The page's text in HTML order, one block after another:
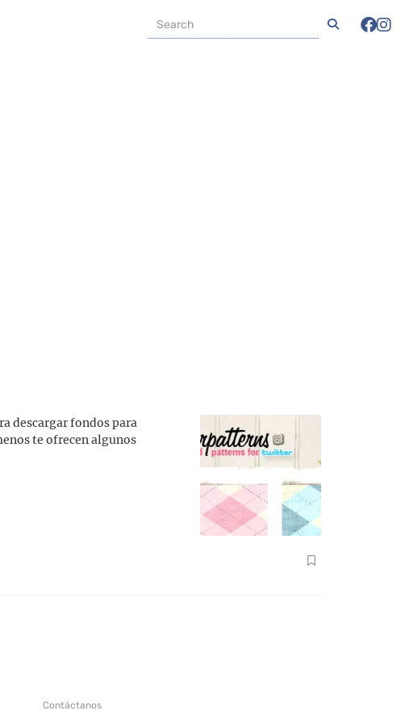
descargar fondos para
te ofrecen algunos
Contáctanos